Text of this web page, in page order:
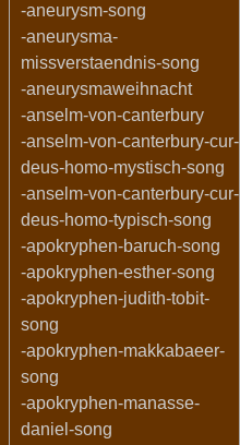
-aneurysm-song
-aneurysma-
missverstaendnis-song
-aneurysmaweihnacht
-anselm-von-canterbury
-anselm-von-canterbury-cur-
deus-homo-mystisch-song
-anselm-von-canterbury-cur-
deus-homo-typisch-song
-apokryphen-baruch-song
-apokryphen-esther-song
-apokryphen-judith-tobit-
song
-apokryphen-makkabaeer-
song
-apokryphen-manasse-
daniel-song